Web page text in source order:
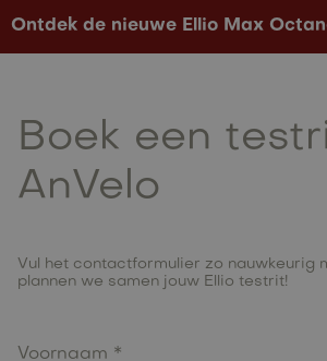
Ontdek de nieuwe Ellio Max
Boek een
AnVelo
Vul het contactformulier zo nauwkeurig
plannen we samen jouw Ellio testrit!